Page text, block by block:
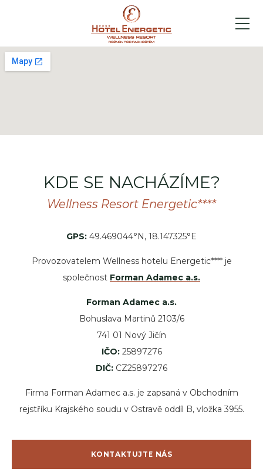
KDE SE NACHÁZÍME?
Wellness Resort Energetic****
GPS: 49.469044°N, 18.147325°E
Provozovatelem Wellness hotelu Energetic**** je
společnost Forman Adamec a.s.
Forman Adamec a.s.
Bohuslava Martinů 2103/6
741 01 Nový Jičín
IČO:25897276
DIČ: CZ25897276
Firma Forman Adamec a.s. je zapsaná v Obchodním
rejstříku Krajského soudu v Ostravě oddíl B, vložka 3955.
KONTAKTUJTE NÁS